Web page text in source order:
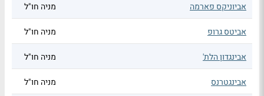
אביוניקס פארמה מניה חו"ל
אביטס גרופ מניה חו"ל
אבינגדון הלת' מניה חו"ל
אבינגטרנס מניה חו"ל